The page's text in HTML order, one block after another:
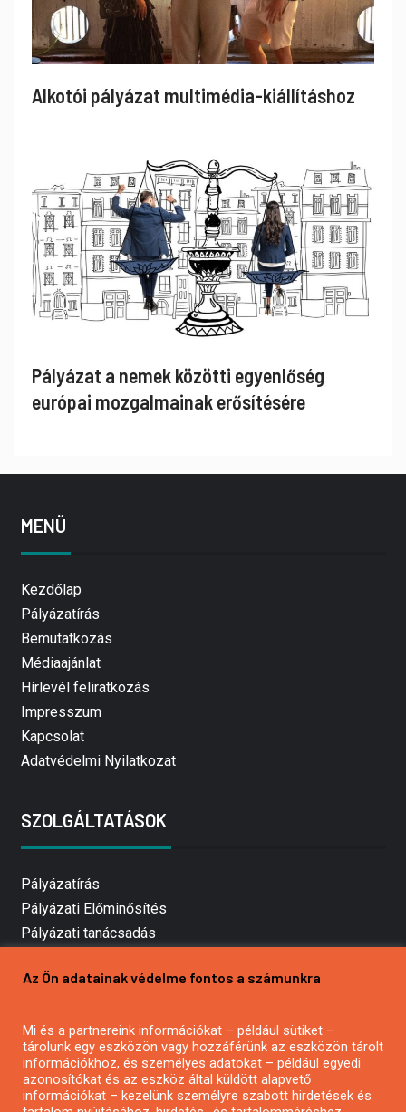
Alkotói pályázat multimédia-kiállításhoz
Pályázat a nemek közötti egyenlőség
európai mozgalmainak erősítésére
MENÜ
Kezdőlap
Pályázatírás
Bemutatkozás
Médiaajánlat
Hírlevél feliratkozás
Impresszum
Kapcsolat
Adatvédelmi Nyilatkozat
SZOLGÁLTATÁSOK
Pályázatírás
Pályázati Előminősítés
Pályázati tanácsadás
Mezőgazdasági pályázatírás
Pályázatírás civil szervezeteknek
Pályázatírás önkormányzatoknak
Pályázatfigyelés
Specifikus pályázatfigyelés vagy hírlevél
Az Ön adatainak védelme fontos a számunkra
Mi és a partnereink információkat – például sütiket –
tárolunk egy eszközön vagy hozzáférünk az eszközön tárolt
információkhoz, és személyes adatokat – például egyedi
azonosítókat és az eszköz által küldött alapvető
információkat – kezelünk személyre szabott hirdetések és